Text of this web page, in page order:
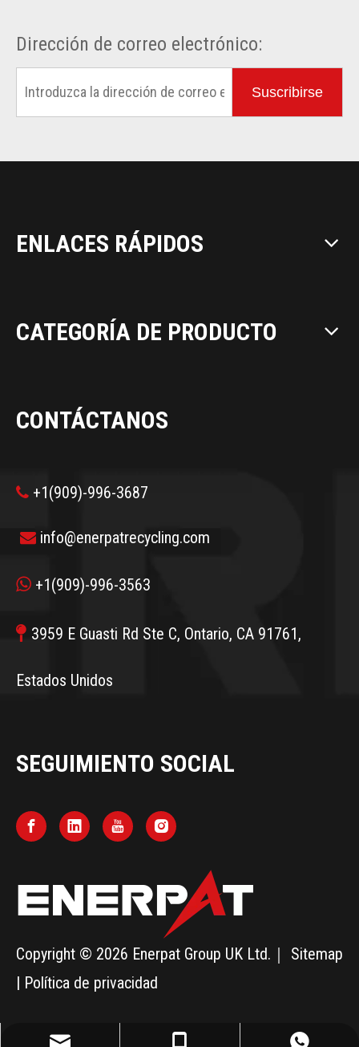
Dirección de correo electrónico:
Suscribirse
ENLACES RÁPIDOS
CATEGORÍA DE PRODUCTO
CONTÁCTANOS
 +1(909)-996-3687
 info@enerpatrecycling.com
 +1(909)-996-3563
 3959 E Guasti Rd Ste C, Ontario, CA 91761,
Estados Unidos
info@enerpatrecycling.com
+1909-996-3687
+1909-996-3563
SEGUIMIENTO SOCIAL
Copyright © 2026 Enerpat Group UK Ltd.｜ Sitemap
| Política de privacidad